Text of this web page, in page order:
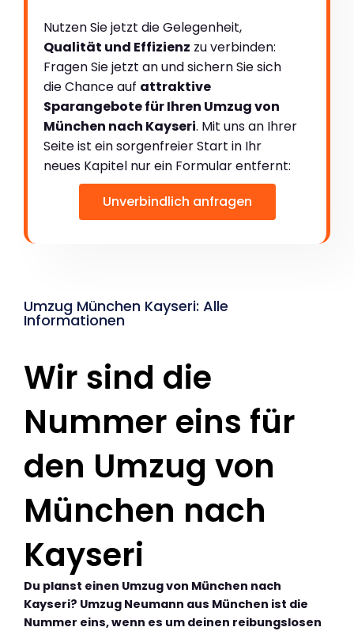
Nutzen Sie jetzt die Gelegenheit,
Qualität und Effizienz zu verbinden:
Fragen Sie jetzt an und sichern Sie sich
die Chance auf attraktive
Sparangebote für Ihren Umzug von
München nach Kayseri. Mit uns an Ihrer
Seite ist ein sorgenfreier Start in Ihr
neues Kapitel nur ein Formular entfernt:
Unverbindlich anfragen
Umzug München Kayseri: Alle
Informationen
Wir sind die
Nummer eins für
den Umzug von
München nach
Kayseri
Du planst einen Umzug von München nach
Kayseri? Umzug Neumann aus München ist die
Nummer eins, wenn es um deinen reibungslosen